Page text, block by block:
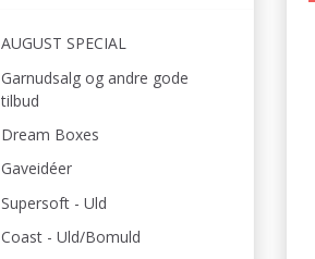
AUGUST SPECIAL
Garnudsalg og andre gode
tilbud
Dream Boxes
Gaveidéer
Supersoft - Uld
Coast - Uld/Bomuld